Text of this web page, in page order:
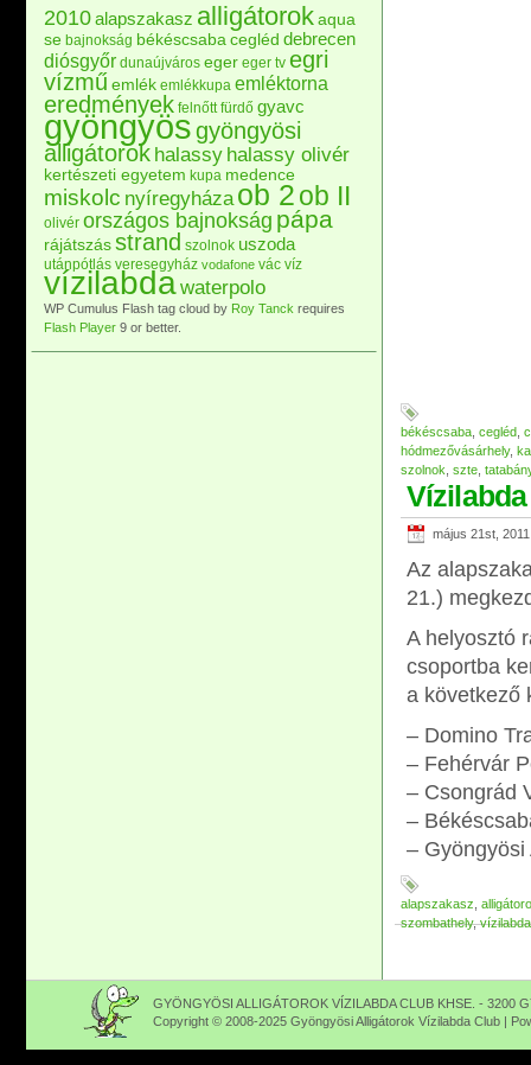
békéscsaba cegléd
hódmezővásárhely,
szolnok szte
május 21st, 2011
Az
21.)
A helyosztó
csoportba
a következő
– Domino
– Fehérvár
– Csongrád
–
–
alapszakasz
szombathely,vízilabda
2010alapszakasz alligátorokaqua
se bajnokság békéscsaba cegléd debrecen
diósgyőr dunaújváros eger eger tv egri
vízműemlék emlékkupa emléktorna
eredmények felnőtt fürdő gyavc
gyöngyösgyöngyösi
alligátorok halassy halassy olivér
kertészeti egyetem kupa medence
miskolc nyíregyháza ob 2ob II
olivér országos bajnokság pápa
rájátszás strand szolnok uszoda
utánpótlás veresegyház vodafone vác víz
vízilabdawaterpolo
WP Cumulus Flash tag cloud by Roy Tanck requires
Flash Player 9 or better.
GYÖNGYÖSI ALLIGÁTOROK VÍZILABDA CLUB KHSE. - 3200
Copyright © 2008-2025 Gyöngyösi Alligátorok Vízilabda Club |